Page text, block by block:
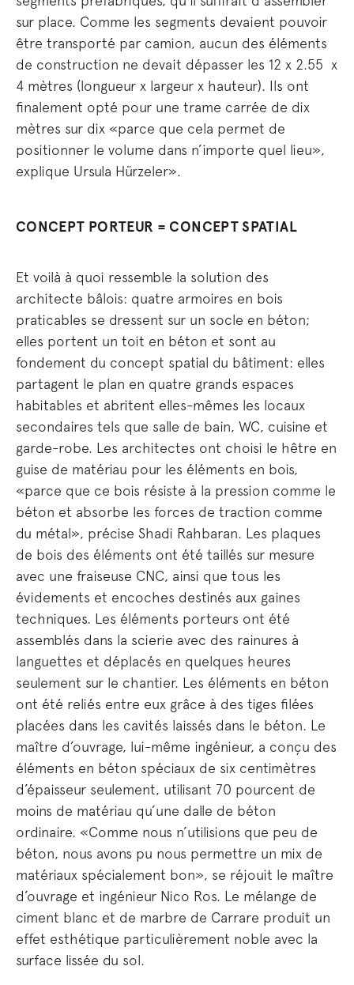
sur place. Comme les segments devaient pouvoir
être transporté par camion, aucun des éléments
de construction ne devait dépasser les 12 x 2.55 x
4 mètres (longueur x largeur x hauteur). Ils ont
finalement opté pour une trame carrée de dix
mètres sur dix «parce que cela permet de
positionner le volume dans n’importe quel lieu»,
explique Ursula Hürzeler».
CONCEPT PORTEUR = CONCEPT SPATIAL
Et voilà à quoi ressemble la solution des
architecte bâlois: quatre armoires en bois
praticables se dressent sur un socle en béton;
elles portent un toit en béton et sont au
fondement du concept spatial du bâtiment: elles
partagent le plan en quatre grands espaces
habitables et abritent elles-mêmes les locaux
secondaires tels que salle de bain, WC, cuisine et
garde-robe. Les architectes ont choisi le hêtre en
guise de matériau pour les éléments en bois,
«parce que ce bois résiste à la pression comme le
béton et absorbe les forces de traction comme
du métal», précise Shadi Rahbaran. Les plaques
de bois des éléments ont été taillés sur mesure
avec une fraiseuse CNC, ainsi que tous les
évidements et encoches destinés aux gaines
techniques. Les éléments porteurs ont été
assemblés dans la scierie avec des rainures à
languettes et déplacés en quelques heures
seulement sur le chantier. Les éléments en béton
ont été reliés entre eux grâce à des tiges filées
placées dans les cavités laissés dans le béton. Le
maître d’ouvrage, lui-même ingénieur, a conçu des
éléments en béton spéciaux de six centimètres
d’épaisseur seulement, utilisant 70 pourcent de
moins de matériau qu’une dalle de béton
ordinaire. «Comme nous n’utilisions que peu de
béton, nous avons pu nous permettre un mix de
matériaux spécialement bon», se réjouit le maître
d’ouvrage et ingénieur Nico Ros. Le mélange de
ciment blanc et de marbre de Carrare produit un
effet esthétique particulièrement noble avec la
surface lissée du sol.